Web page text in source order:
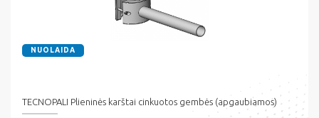
NUOLAIDA
TECNOPALI Plieninės karštai cinkuotos gembės (apgaubiamos)